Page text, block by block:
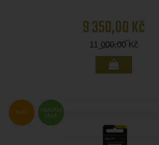
9 350,00 Kč
11 000,00 Kč
FMASTER
CENA
NOVÉ